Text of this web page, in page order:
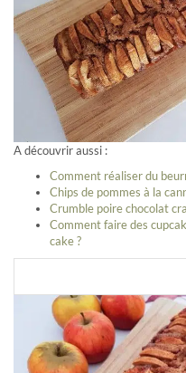
A découvrir aussi :
Comment réaliser du
Chips de pommes à la
Crumble poire chocolat
Comment faire des
cake ?